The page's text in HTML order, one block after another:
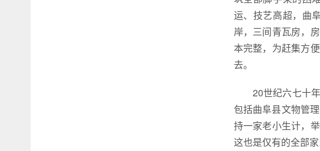
运、技艺高超，曲
岸，三间青瓦房，
本完整，为赶集方
去。
20世纪六七十
包括曲阜县文物管
持一家老小生计，
这也是仅有的全部